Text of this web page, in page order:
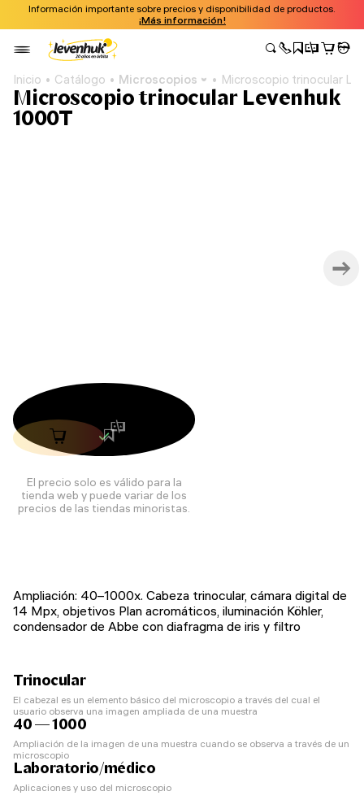
Información importante sobre precios y disponibilidad de productos.
¡Más información!
Inicio Catálogo Microscopios Microscopio trinocular
Microscopio trinocular Levenhuk
1000T
El precio solo es válido para la
tienda web y puede variar de los
precios de las tiendas minoristas.
Ampliación: 40–1000x. Cabeza trinocular, cámara digital de
14 Mpx, objetivos Plan acromáticos, iluminación Köhler,
condensador de Abbe con diafragma de iris y filtro
Trinocular
El cabezal es un elemento básico del microscopio a través del cual el
usuario observa una imagen ampliada de una muestra
40 — 1000
Ampliación de la imagen de una muestra cuando se observa a través de un
microscopio
Laboratorio/médico
Aplicaciones y uso del microscopio